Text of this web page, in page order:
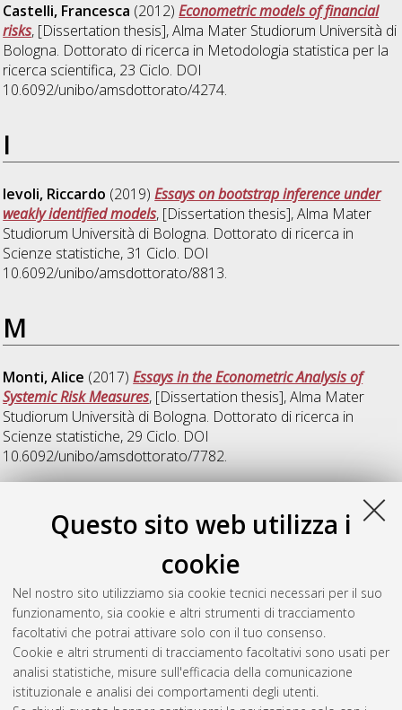
Questo sito web utilizza i
cookie
Nel nostro sito utilizziamo sia cookie tecnici necessari per il suo
funzionamento, sia cookie e altri strumenti di tracciamento
facoltativi che potrai attivare solo con il tuo consenso.
Cookie e altri strumenti di tracciamento facoltativi sono usati per
analisi statistiche, misure sull'efficacia della comunicazione
istituzionale e analisi dei comportamenti degli utenti.
Castelli, Francesca (2012)Econometric models of financial
risks, [Dissertation thesis], Alma Mater Studiorum Università di
Bologna. Dottorato di ricerca in Metodologia statistica per la
ricerca scientifica, 23 Ciclo. DOI
10.6092/unibo/amsdottorato/4274.
I
Ievoli, Riccardo (2019)Essays on bootstrap inference under
weakly identified models, [Dissertation thesis], Alma Mater
Studiorum Università di Bologna. Dottorato di ricerca in
Scienze statistiche, 31 Ciclo. DOI
10.6092/unibo/amsdottorato/8813.
M
Monti, Alice (2017)Essays in the Econometric Analysis of
Systemic Risk Measures, [Dissertation thesis], Alma Mater
Studiorum Università di Bologna. Dottorato di ricerca in
Scienze statistiche, 29 Ciclo. DOI
10.6092/unibo/amsdottorato/7782.
Essays on bootstrap methods in
, [Dissertation thesis], Alma Mater Studiorum
Università di Bologna. Dottorato di ricerca inEconomics , 36
Ciclo. DOI 10.48676/unibo/amsdottorato/12434.
Questa lista e' stata generata ilSat Aug 8 20:47:58 2026